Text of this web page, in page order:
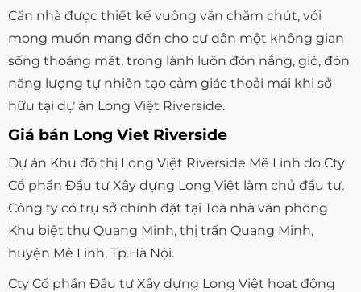
Căn nhà được thiết kế vuông vắn chăm chút, với
mong muốn mang đến cho cư dân một không gian
sống thoáng mát, trong lành luôn đón nắng, gió, đón
năng lượng tự nhiên tạo cảm giác thoải mái khi sở
hữu tại dự án Long Việt Riverside.
Giá bán Long Viet Riverside
Dự án Khu đô thị Long Việt Riverside Mê Linh do Cty
Cổ phần Đầu tư Xây dựng Long Việt làm chủ đầu tư.
Công ty có trụ sở chính đặt tại Toà nhà văn phòng
Khu biệt thự Quang Minh, thị trấn Quang Minh,
huyện Mê Linh, Tp.Hà Nội.
Cty Cổ phần Đầu tư Xây dựng Long Việt hoạt động